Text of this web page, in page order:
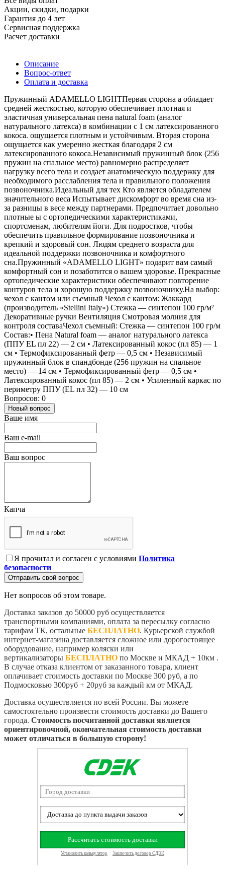
Акции, скидки, подарки
Гарантия до 4 лет
Сервисная поддержка
Расчет доставки
Описание
Вопрос-ответ
Оплата и доставка
Пружинный ADAMELLO LIGHTПервая сторона а обладает
средней жесткостью, которую обеспечивает плотная и
эластичная универсальная пена natural foam (аналог
натурального латекса) в комбинации с 1 см латексированного
кокоса. ощущается плотным и устойчивым. Вторая сторона
ощущается как умеренно жесткая благодаря 2 см
латексированного кокоса.Независимый пружинный блок (256
пружин на спальное место) равномерно распределяет
нагрузку всего тела и создает анатомическую поддержку для
необходимого расслабления тела и правильного положения
позвоночника.Идеальный для тех Кто является обладателем
значительного веса Испытывает дискомфорт во время сна из-
за разницы в весе между партнерами. Предпочитает довольно
плотные ы с ортопедическими характеристиками,
спортсменам, любителям йоги. Для подростков, чтобы
обеспечить правильное формирование позвоночника и
крепкий и здоровый сон. Людям среднего возраста для
идеальной поддержки позвоночника и комфортного
сна.Пружинный «ADAMELLO LIGHT» подарит вам самый
комфортный сон и позаботится о вашем здоровье. Прекрасные
ортопедические характеристики обеспечивают повторение
контуров тела и хорошую поддержку позвоночнику.На выбор:
чехол с кантом или съемный Чехол с кантом: Жаккард
(производитель «Stellini Italy») Стежка — синтепон 100 гр/м²
Декоративные ручки Вентиляция Смотровая молния для
контроля составаЧехол съемный: Стежка — синтепон 100 гр/м
Состав:• Пена Natural foam — аналог натурального латекса
(ППУ EL пл 22) — 2 см • Латексированный кокос (пл 85) — 1
см • Термофиксированный фетр — 0,5 см • Независимый
пружинный блок в спандбонде (256 пружин на спальное
место) — 14 см • Термофиксированный фетр — 0,5 см •
Латексированный кокос (пл 85) — 2 см • Усиленный каркас по
периметру ППУ (EL пл 32) — 10 см
Вопросов: 0
Новый вопрос
Ваше имя
Ваш e-mail
Ваш вопрос
Капча
Я прочитал и согласен с условиями Политика
безопасности
Отправить свой вопрос
Нет вопросов об этом товаре.
Доставка заказов до 50000 руб осуществляется
транспортными компаниями, оплата за пересылку согласно
тарифам ТК, остальные БЕСПЛАТНО. Курьерской службой
интернет-магазина доставляется сложное или дорогостоящее
оборудование, например коляски или
вертикализаторы БЕСПЛАТНО по Москве и МКАД + 10км .
В случае отказа клиентом от заказанного товара, клиент
оплачивает стоимость доставки по Москве 300 руб, а по
Подмосковью 300руб + 20руб за каждый км от МКАД.
Доставка осуществляется по всей России. Вы можете
самостоятельно произвести стоимость доставки до Вашего
города. Стоимость посчитанной доставки является
ориентировочной, окончательная стоимость доставки
может отличаться в большую сторону!